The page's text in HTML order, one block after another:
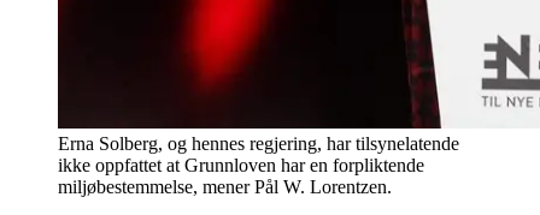
Erna Solberg, og hennes regjering, har tilsynelatende
ikke oppfattet at Grunnloven har en forpliktende
miljøbestemmelse, mener Pål W. Lorentzen.